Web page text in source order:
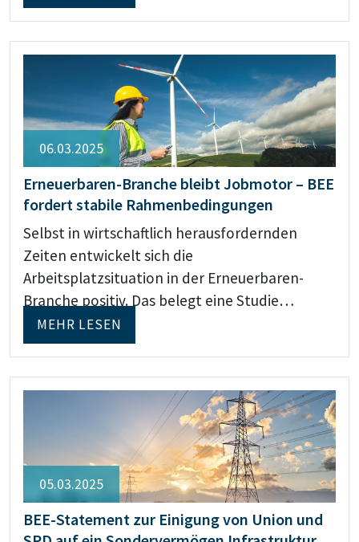
06.03.2025
Erneuerbaren-Branche bleibt Jobmotor – BEE
fordert stabile Rahmenbedingungen
Selbst in wirtschaftlich herausfordernden
Zeiten entwickelt sich die
Arbeitsplatzsituation in der Erneuerbaren-
Branche positiv. Das belegt eine Studie…
MEHR LESEN
05.03.2025
BEE-Statement zur Einigung von Union und